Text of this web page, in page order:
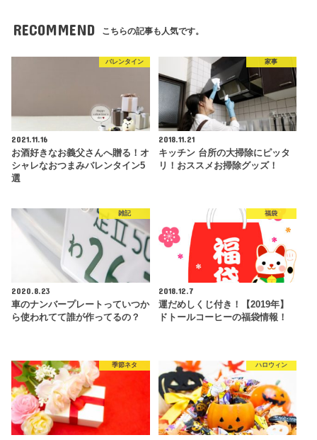
RECOMMEND こちらの記事も人気です。
バレンタイン
2021.11.16
お酒好きなお義父さんへ贈る！オ
シャレなおつまみバレンタイン5
選
家事
2018.11.21
キッチン 台所の大掃除にピッタ
リ！おススメお掃除グッズ！
雑記
2020.8.23
車のナンバープレートっていつか
ら使われてて誰が作ってるの？
福袋
2018.12.7
運だめしくじ付き！【2019年】
ドトールコーヒーの福袋情報！
季節ネタ ハロウィン